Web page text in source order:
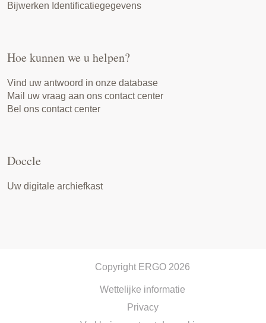
Bijwerken Identificatiegegevens
Hoe kunnen we u helpen?
Vind uw antwoord in onze database
Mail uw vraag aan ons contact center
Bel ons contact center
Doccle
Uw digitale archiefkast
Copyright ERGO 2026
Wettelijke informatie
Privacy